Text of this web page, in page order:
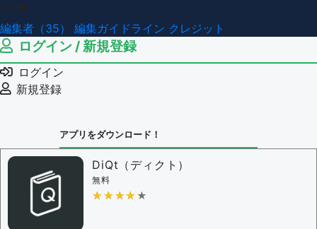
編集者（35） 編集ガイドライン クレジット
ログイン / 新規登録
ログイン
新規登録
アプリをダウンロード！
DiQt（ディクト）
無料
★★★★★
★★★★★